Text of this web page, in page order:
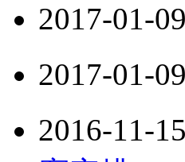
2017-01-09
2017-01-09
2016-11-15